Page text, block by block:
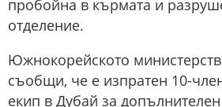
пробойна в кърмата и
отделение.
Южнокорейското
съобщи, че е изпратен 10-
екип в Дубай за